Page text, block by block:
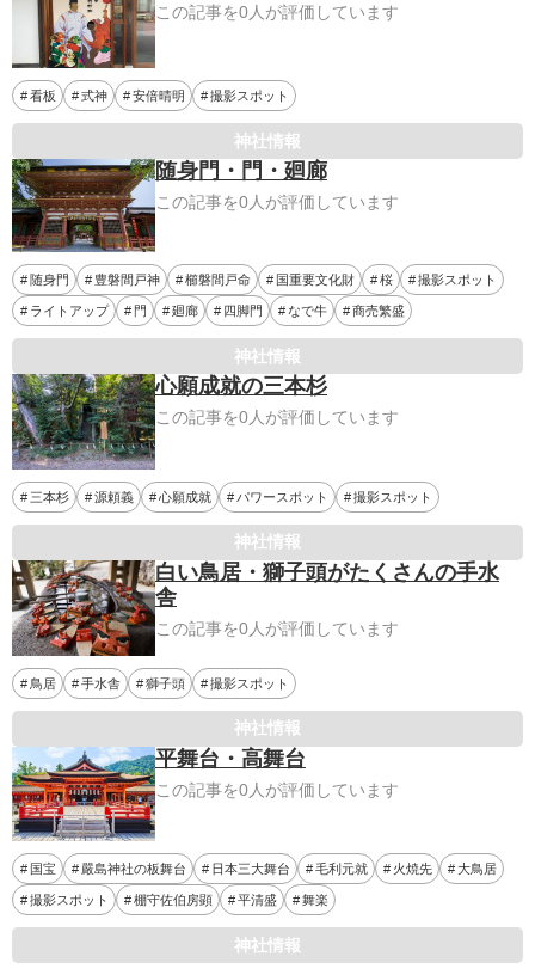
この記事を0人が評価しています
看板 式神 安倍晴明 撮影スポット
神社情報
随身門・門・廻廊
この記事を0人が評価しています
随身門 豊磐間戸神 櫛磐間戸命 国重要文化財 桜 撮影スポット
ライトアップ 門 廻廊 四脚門 なで牛 商売繁盛
神社情報
心願成就の三本杉
この記事を0人が評価しています
三本杉 源頼義 心願成就 パワースポット 撮影スポット
神社情報
白い鳥居・獅子頭がたくさんの手水
舎
この記事を0人が評価しています
鳥居 手水舎 獅子頭 撮影スポット
神社情報
平舞台・高舞台
この記事を0人が評価しています
国宝 嚴島神社の板舞台 日本三大舞台 毛利元就 火焼先 大鳥居
撮影スポット 棚守佐伯房顕 平清盛 舞楽
神社情報